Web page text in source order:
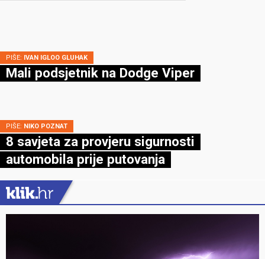
PIŠE: IVAN IGLOO GLUHAK
Mali podsjetnik na Dodge Viper
PIŠE: NIKO POZNAT
8 savjeta za provjeru sigurnosti
automobila prije putovanja